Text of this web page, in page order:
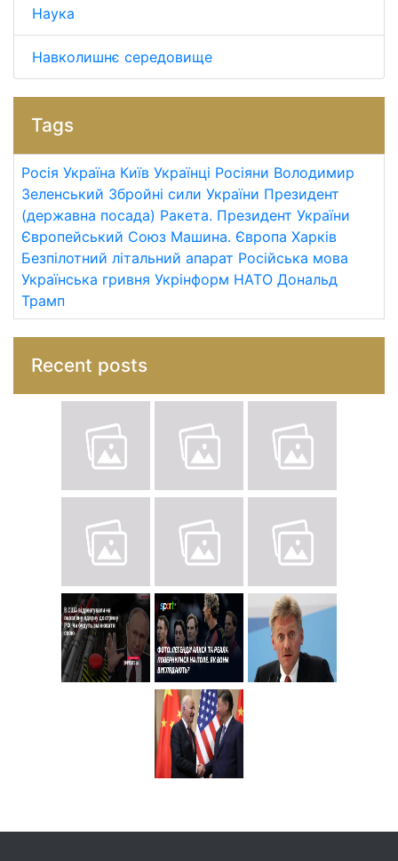
Наука
Навколишнє середовище
Tags
Росія Україна Київ Українці Росіяни Володимир
Зеленський Збройні сили України Президент
(державна посада) Ракета. Президент України
Європейський Союз Машина. Європа Харків
Безпілотний літальний апарат Російська мова
Українська гривня Укрінформ НАТО Дональд
Трамп
Recent posts